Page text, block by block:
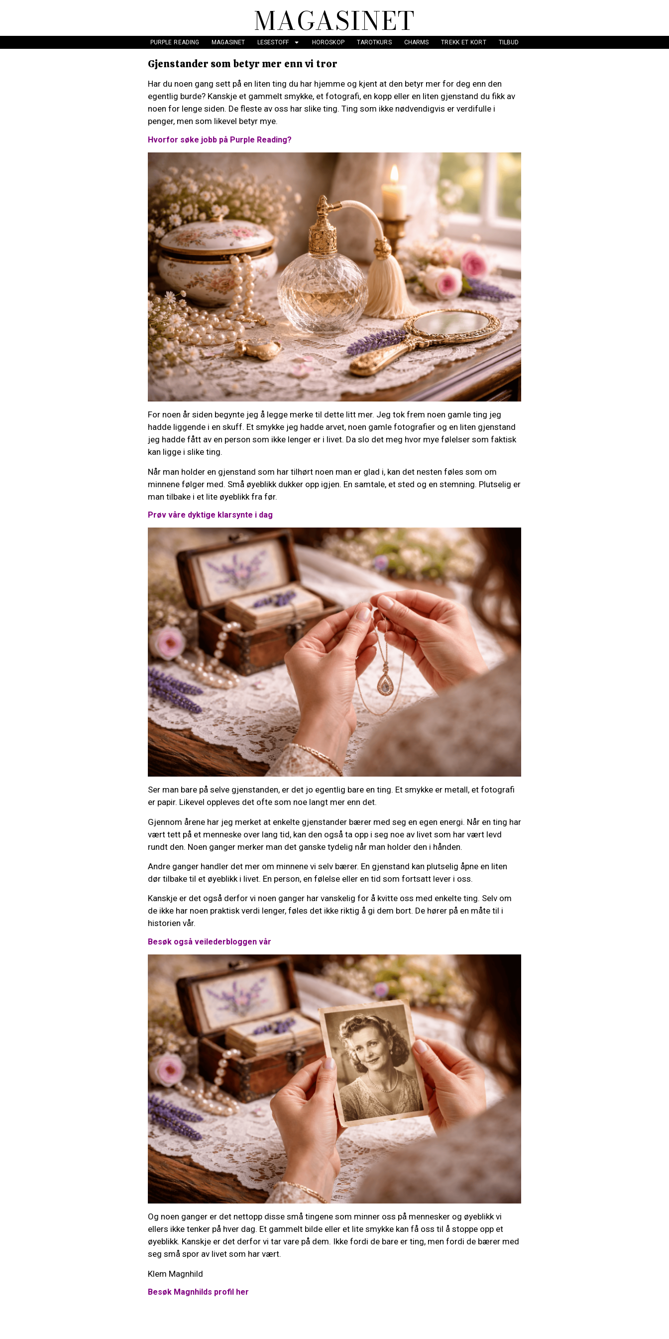
MAGASINET
PURPLE READING MAGASINET LESESTOFF HOROSKOP TAROTKURS CHARMS TREKK ET KORT TILBUD
Gjenstander som betyr mer enn vi tror
Har du noen gang sett på en liten ting du har hjemme og kjent at den betyr mer for deg enn den
egentlig burde? Kanskje et gammelt smykke, et fotografi, en kopp eller en liten gjenstand du fikk av
noen for lenge siden. De fleste av oss har slike ting. Ting som ikke nødvendigvis er verdifulle i
penger, men som likevel betyr mye.
Hvorfor søke jobb på Purple Reading?
For noen år siden begynte jeg å legge merke til dette litt mer. Jeg tok frem noen gamle ting jeg
hadde liggende i en skuff. Et smykke jeg hadde arvet, noen gamle fotografier og en liten gjenstand
jeg hadde fått av en person som ikke lenger er i livet. Da slo det meg hvor mye følelser som faktisk
kan ligge i slike ting.
Når man holder en gjenstand som har tilhørt noen man er glad i, kan det nesten føles som om
minnene følger med. Små øyeblikk dukker opp igjen. En samtale, et sted og en stemning. Plutselig er
man tilbake i et lite øyeblikk fra før.
Prøv våre dyktige klarsynte i dag
Ser man bare på selve gjenstanden, er det jo egentlig bare en ting. Et smykke er metall, et fotografi
er papir. Likevel oppleves det ofte som noe langt mer enn det.
Gjennom årene har jeg merket at enkelte gjenstander bærer med seg en egen energi. Når en ting har
vært tett på et menneske over lang tid, kan den også ta opp i seg noe av livet som har vært levd
rundt den. Noen ganger merker man det ganske tydelig når man holder den i hånden.
Andre ganger handler det mer om minnene vi selv bærer. En gjenstand kan plutselig åpne en liten
dør tilbake til et øyeblikk i livet. En person, en følelse eller en tid som fortsatt lever i oss.
Kanskje er det også derfor vi noen ganger har vanskelig for å kvitte oss med enkelte ting. Selv om
de ikke har noen praktisk verdi lenger, føles det ikke riktig å gi dem bort. De hører på en måte til i
historien vår.
Besøk også veilederbloggen vår
Og noen ganger er det nettopp disse små tingene som minner oss på mennesker og øyeblikk vi
ellers ikke tenker på hver dag. Et gammelt bilde eller et lite smykke kan få oss til å stoppe opp et
øyeblikk. Kanskje er det derfor vi tar vare på dem. Ikke fordi de bare er ting, men fordi de bærer med
seg små spor av livet som har vært.
Klem Magnhild
Besøk Magnhilds profil her